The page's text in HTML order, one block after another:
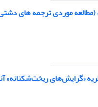
(مطالعه موردی ترجمه های
«گرایش‌های ریخت‌شکنانه»